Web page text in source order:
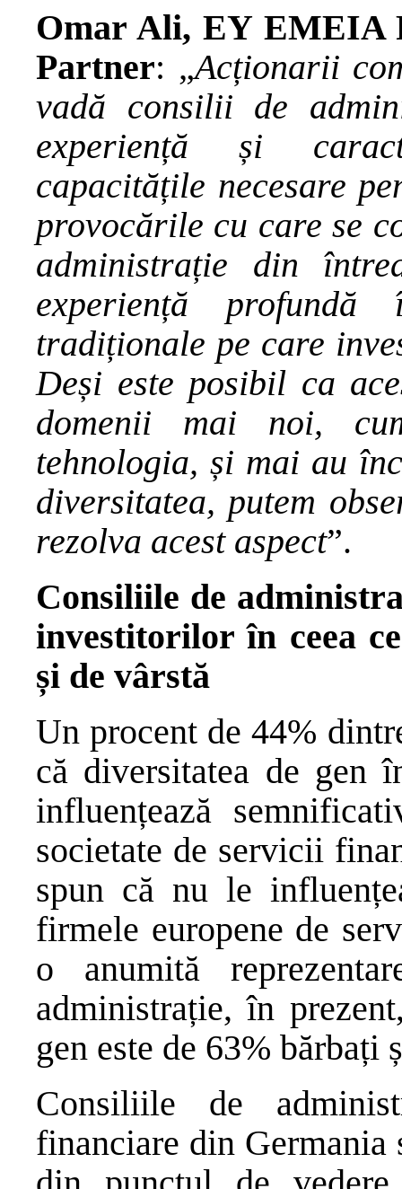
Omar Ali, EY EMEIA
Partner: „Acționarii
vadă consilii de
experiență și
capacitățile necesare
provocările cu care se
administrație din
experiență
tradiționale pe care
Deși este posibil ca
domenii mai noi,
tehnologia, și mai au
diversitatea, putem
rezolva acest aspect”.
Consiliile de
investitorilor în ceea
și de vârstă
Un procent de 44%
că diversitatea de gen
influențează
societate de servicii
spun că nu le
firmele europene de
o anumită
administrație, în
gen este de 63% bărbați
Consiliile de
financiare din